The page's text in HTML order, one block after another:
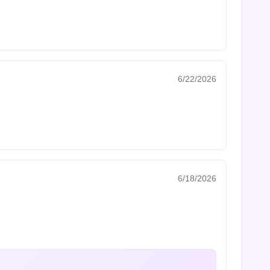
6/22/2026
6/18/2026